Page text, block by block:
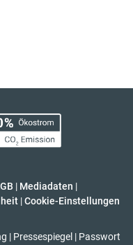
| Mediadaten |
| Cookie-Einstellungen
| Pressespiegel | Passwort